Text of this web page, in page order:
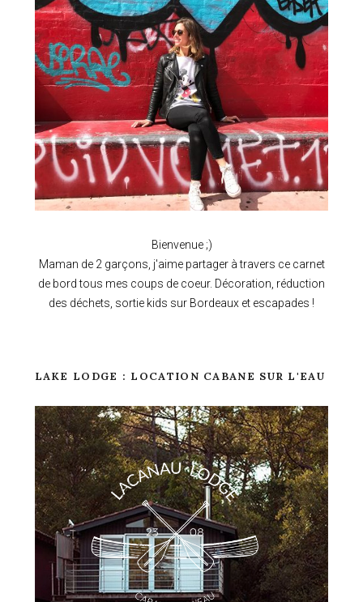
Bienvenue ;)
Maman de 2 garçons, j'aime partager à travers ce carnet
de bord tous mes coups de coeur. Décoration, réduction
des déchets, sortie kids sur Bordeaux et escapades !
LAKE LODGE : LOCATION CABANE SUR L'EAU